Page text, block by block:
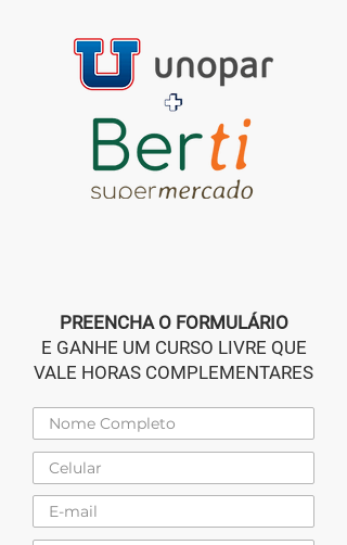
PREENCHA O FORMULÁRIO
E GANHE UM CURSO LIVRE QUE
VALE HORAS COMPLEMENTARES